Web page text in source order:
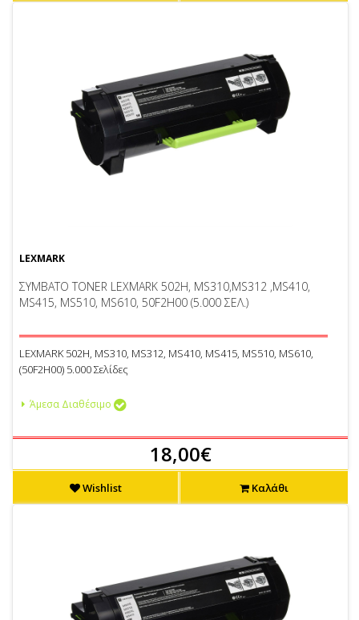
LEXMARK
ΣΥΜΒΑΤΟ TONER LEXMARK 502H, MS310,MS312 ,MS410,
MS415, MS510, MS610, 50F2H00 (5.000 ΣΕΛ.)
LEXMARK 502H, MS310, MS312, MS410, MS415, MS510, MS610,
(50F2H00) 5.000 Σελίδες
Άμεσα Διαθέσιμο
18,00€
Wishlist Καλάθι